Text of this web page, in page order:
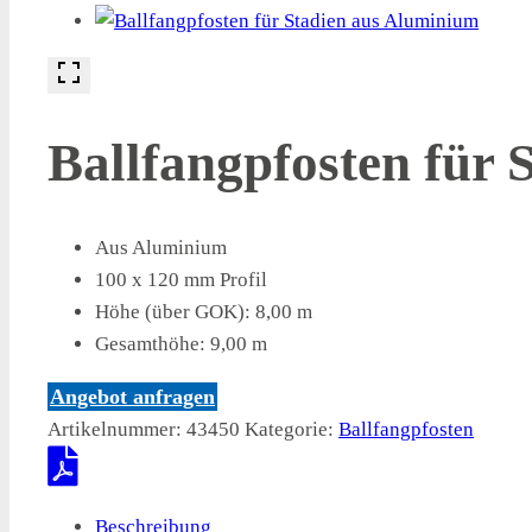
Ballfangpfosten für
Aus Aluminium
100 x 120 mm Profil
Höhe (über GOK): 8,00 m
Gesamthöhe: 9,00 m
Angebot anfragen
Artikelnummer: 43450 Kategorie: Ballfangpfosten
Beschreibung